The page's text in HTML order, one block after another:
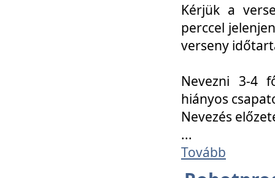
Kérjük a
perccel
verseny
Nevezni 3-4
hiányos
Nevezés
...
Tovább